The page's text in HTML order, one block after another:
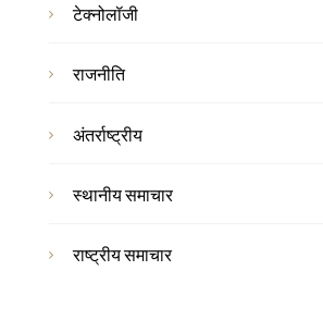
टेक्नोलॉजी
राजनीति
अंतर्राष्ट्रीय
स्थानीय समाचार
राष्ट्रीय समाचार